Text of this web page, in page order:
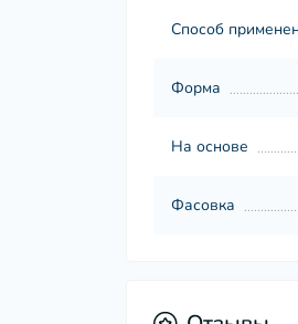
Способ
Форма
На основе
Фасовка